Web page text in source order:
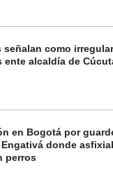
señalan como
ente alcaldía de
en Bogotá por
donde
perros